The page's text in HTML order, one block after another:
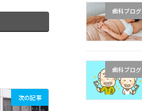
次の記事
歯科ブログ
歯科ブログ